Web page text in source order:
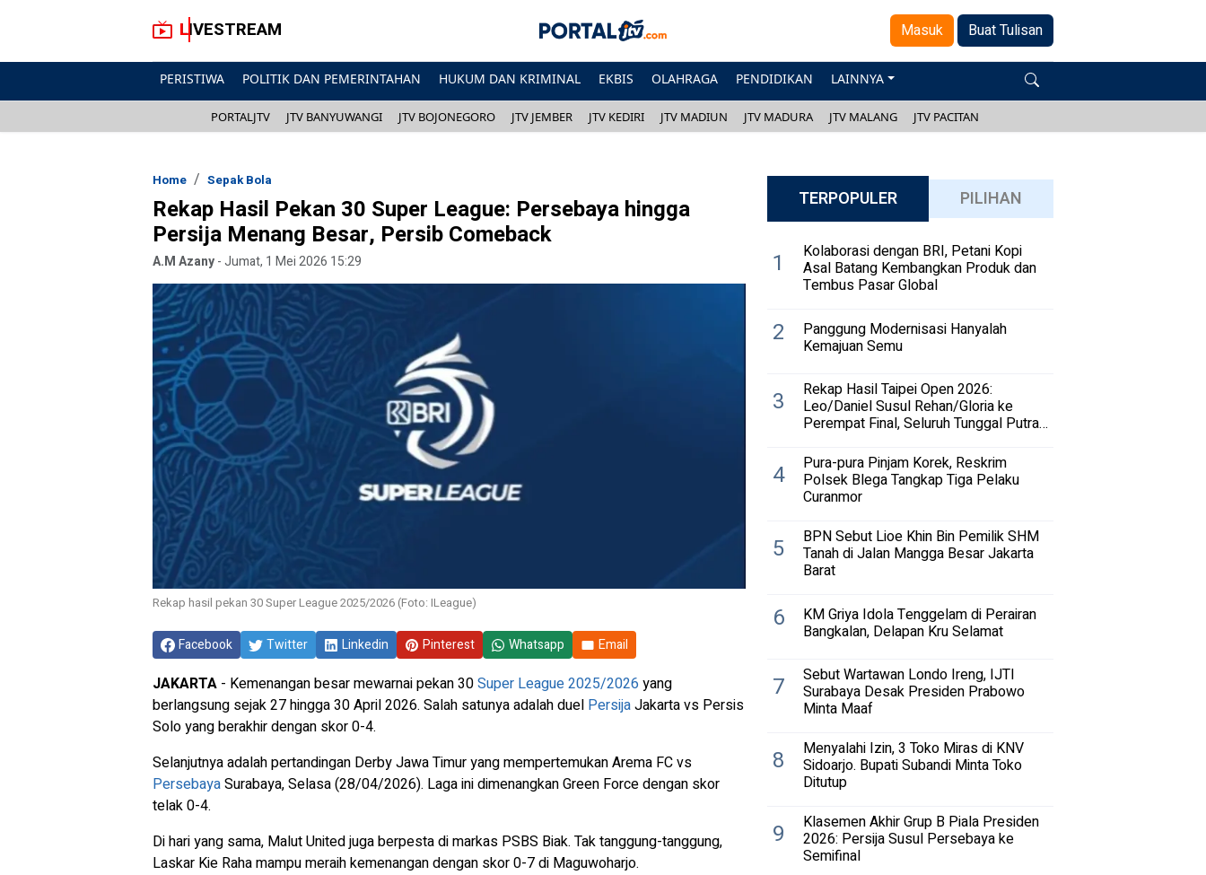
LIVESTREAM Masuk Buat Tulisan
PERISTIWA POLITIK DAN PEMERINTAHAN HUKUM DAN KRIMINAL EKBIS OLAHRAGA PENDIDIKAN LAINNYA
PORTALJTV JTV BANYUWANGI JTV BOJONEGORO JTV JEMBER JTV KEDIRI JTV MADIUN JTV MADURA JTV MALANG JTV PACITAN
Home Sepak Bola
Rekap Hasil Pekan 30 Super League: Persebaya hingga
Persija Menang Besar, Persib Comeback
A.M Azany-Jumat, 1 Mei 2026 15:29
Rekap hasil pekan 30 Super League 2025/2026 (Foto: ILeague)
Facebook Twitter Linkedin Pinterest Whatsapp Email
JAKARTA - Kemenangan besar mewarnai pekan 30Super League 2025/2026 yang
berlangsung sejak 27 hingga 30 April 2026. Salah satunya adalah duel PersijaJakarta vs Persis
Solo yang berakhir dengan skor 0-4.
Selanjutnya adalah pertandingan Derby Jawa Timur yang mempertemukan Arema FC vs
PersebayaSurabaya, Selasa (28/04/2026). Laga ini dimenangkan Green Force dengan skor
telak 0-4.
Di hari yang sama, Malut United juga berpesta di markas PSBS Biak. Tak tanggung-tanggung,
Laskar Kie Raha mampu meraih kemenangan dengan skor 0-7 di Maguwoharjo.
TERPOPULER PILIHAN
1 Kolaborasi dengan BRI, Petani Kopi
Asal Batang Kembangkan Produk dan
Tembus Pasar Global
2 Panggung Modernisasi Hanyalah
Kemajuan Semu
3 Rekap Hasil Taipei Open 2026:
Leo/Daniel Susul Rehan/Gloria ke
Perempat Final, Seluruh Tunggal Putra
4 Pura-pura Pinjam Korek, Reskrim
Polsek Blega Tangkap Tiga Pelaku
Curanmor
5 BPN Sebut Lioe Khin Bin Pemilik SHM
Tanah di Jalan Mangga Besar Jakarta
Barat
6 KM Griya Idola Tenggelam di Perairan
Bangkalan, Delapan Kru Selamat
7 Sebut Wartawan Londo Ireng, IJTI
Surabaya Desak Presiden Prabowo
Minta Maaf
8 Menyalahi Izin, 3 Toko Miras di KNV
Sidoarjo. Bupati Subandi Minta Toko
Ditutup
9 Klasemen Akhir Grup B Piala Presiden
2026: Persija Susul Persebaya ke
Semifinal